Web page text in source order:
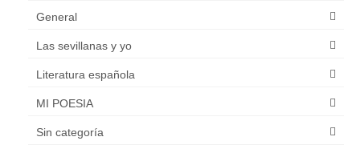
General
Las sevillanas y yo
Literatura española
MI POESIA
Sin categoría